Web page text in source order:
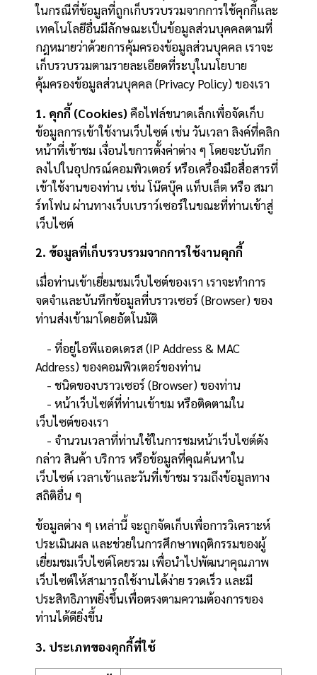
ในกรณีที่ข้อมูลที่ถูกเก็บรวบรวมจากการใช้คุกกี้และ
เทคโนโลยีอื่นมีลักษณะเป็นข้อมูลส่วนบุคคลตามที่
กฎหมายว่าด้วยการคุ้มครองข้อมูลส่วนบุคคล เราจะ
เก็บรวบรวมตามรายละเอียดที่ระบุในนโยบาย
คุ้มครองข้อมูลส่วนบุคคล (Privacy Policy) ของเรา
1. คุกกี้ (Cookies)คือไฟล์ขนาดเล็กเพื่อจัดเก็บ
ข้อมูลการเข้าใช้งานเว็บไซต์ เช่น วันเวลา ลิงค์ที่คลิก
หน้าที่เข้าชม เงื่อนไขการตั้งค่าต่าง ๆ โดยจะบันทึก
ลงไปในอุปกรณ์คอมพิวเตอร์ หรือเครื่องมือสื่อสารที่
เข้าใช้งานของท่าน เช่น โน๊ตบุ๊ค แท็บเล็ต หรือ สมา
ร์ทโฟน ผ่านทางเว็บเบราว์เซอร์ในขณะที่ท่านเข้าสู่
เว็บไซต์
2. ข้อมูลที่เก็บรวบรวมจากการใช้งานคุกกี้
เมื่อท่านเข้าเยี่ยมชมเว็บไซต์ของเรา เราจะทำการ
จดจำและบันทึกข้อมูลที่บราวเซอร์ (Browser) ของ
ท่านส่งเข้ามาโดยอัตโนมัติ
- ที่อยู่ไอพีแอดเดรส (IP Address & MAC
Address) ของคอมพิวเตอร์ของท่าน
- ชนิดของบราวเซอร์ (Browser) ของท่าน
- หน้าเว็บไซต์ที่ท่านเข้าชม หรือติดตามใน
เว็บไซต์ของเรา
- จำนวนเวลาที่ท่านใช้ในการชมหน้าเว็บไซต์ดัง
กล่าว สินค้า บริการ หรือข้อมูลที่คุณค้นหาใน
เว็บไซต์ เวลาเข้าและวันที่เข้าชม รวมถึงข้อมูลทาง
สถิติอื่น ๆ
ข้อมูลต่าง ๆ เหล่านี้ จะถูกจัดเก็บเพื่อการวิเคราะห์
ประเมินผล และช่วยในการศึกษาพฤติกรรมของผู้
เยี่ยมชมเว็บไซต์โดยรวม เพื่อนำไปพัฒนาคุณภาพ
เว็บไซต์ให้สามารถใช้งานได้ง่าย รวดเร็ว และมี
ประสิทธิภาพยิ่งขึ้นเพื่อตรงตามความต้องการของ
ท่านได้ดียิ่งขึ้น
3. ประเภทของคุกกี้ที่ใช้